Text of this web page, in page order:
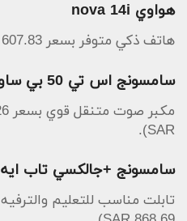
هواوي nova 14i
هاتف ذكي متوفر بسعر 607.83 SAR (كان 781.73 SAR).
سامسونج اس تي 50 بي ساوند تاور
SAR).
سامسونج +جالكسي تاب ايه 11 تابلت واي فاي 2025